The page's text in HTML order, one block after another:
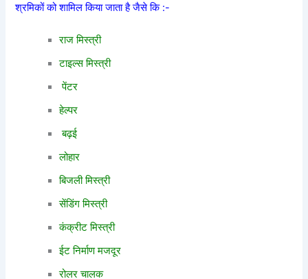
श्रमिकों को शामिल किया जाता है जैसे कि :-
राज मिस्त्री
टाइल्स मिस्त्री
पेंटर
हेल्पर
बढ़ई
लोहार
बिजली मिस्त्री
सेंडिंग मिस्त्री
कंक्रीट मिस्त्री
ईट निर्माण मजदूर
रोलर चालक